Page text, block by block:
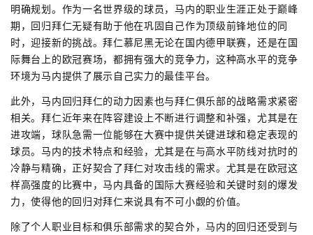
明确规划。作为一名世界级的球员，马内的职业生涯正处于巅峰
期，回归拜仁无疑有助于他在巩固自己作为顶级前锋地位的同
时，迎接新的挑战。拜仁慕尼黑无论在国内德甲联赛，还是在国
际舞台上的欧冠赛场，都拥有强大的竞争力，这种高水平的竞争
环境为马内提供了展示自己实力的最佳平台。
此外，马内回归拜仁的动力因素也与拜仁俱乐部的战略需求紧密
相关。拜仁近年来在阵容建设上不断进行调整和补强，尤其是在
进攻端，球队急需一位能够在大赛中提供关键进球和稳定表现的
球员。马内的技术特点和经验，尤其是在与高水平防线对抗时的
冷静与精确，正好契合了拜仁对攻击线的需求。尤其是在欧冠这
样高强度的比赛中，马内具备的国际大赛经验和关键时刻的爆发
力，使得他的回归对拜仁来说具有不可小觑的价值。
除了个人职业目标和俱乐部需求的契合外，马内的回归还受到与